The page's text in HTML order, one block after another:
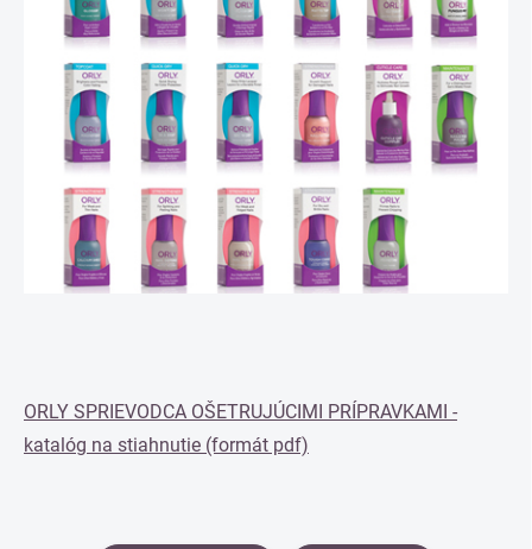
ORLY SPRIEVODCA OŠETRUJÚCIMI PRÍPRAVKAMI -
katalóg na stiahnutie (formát pdf)